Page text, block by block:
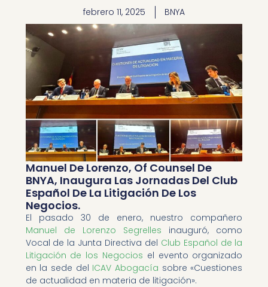
febrero 11, 2025 BNYA
Manuel De Lorenzo, Of Counsel De
BNYA, Inaugura Las Jornadas Del Club
Español De La Litigación De Los
Negocios.
El pasado 30 de enero, nuestro compañero
Manuel de Lorenzo Segrelles inauguró, como
Vocal de la Junta Directiva del Club Español de la
Litigación de los Negocios el evento organizado
en la sede del ICAV Abogacía sobre «Cuestiones
de actualidad en materia de litigación».